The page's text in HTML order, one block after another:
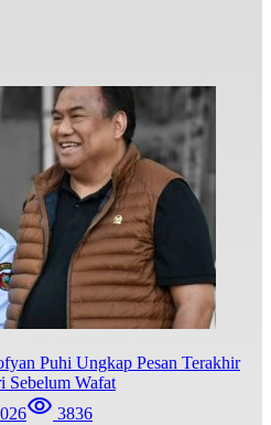
Puhi Ungkap Pesan Terakhir
Sebelum Wafat
3836